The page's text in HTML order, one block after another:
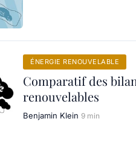
ÉNERGIE RENOUVELABLE
Comparatif des
renouvelables
Benjamin Klein 9 min